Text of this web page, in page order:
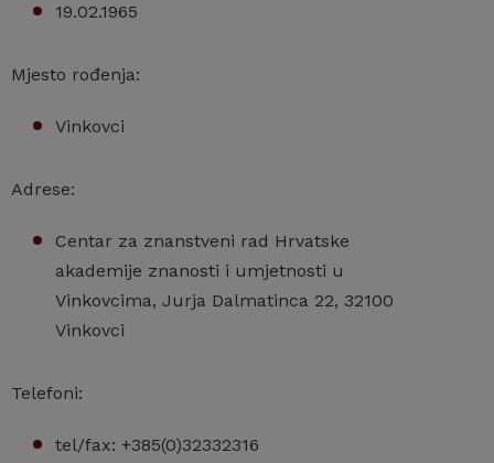
19.02.1965
Mjesto rođenja:
Vinkovci
Adrese:
Centar za znanstveni rad Hrvatske
akademije znanosti i umjetnosti u
Vinkovcima, Jurja Dalmatinca 22, 32100
Vinkovci
Telefoni:
tel/fax: +385(0)32332316